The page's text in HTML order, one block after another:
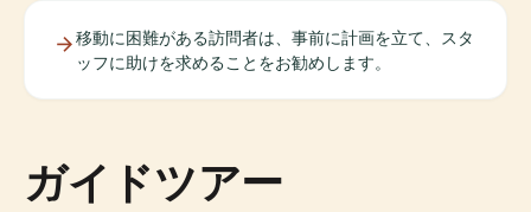
移動に困難がある訪問者は、事前に計画を立て、スタ
ッフに助けを求めることをお勧めします。
ガイドツアー